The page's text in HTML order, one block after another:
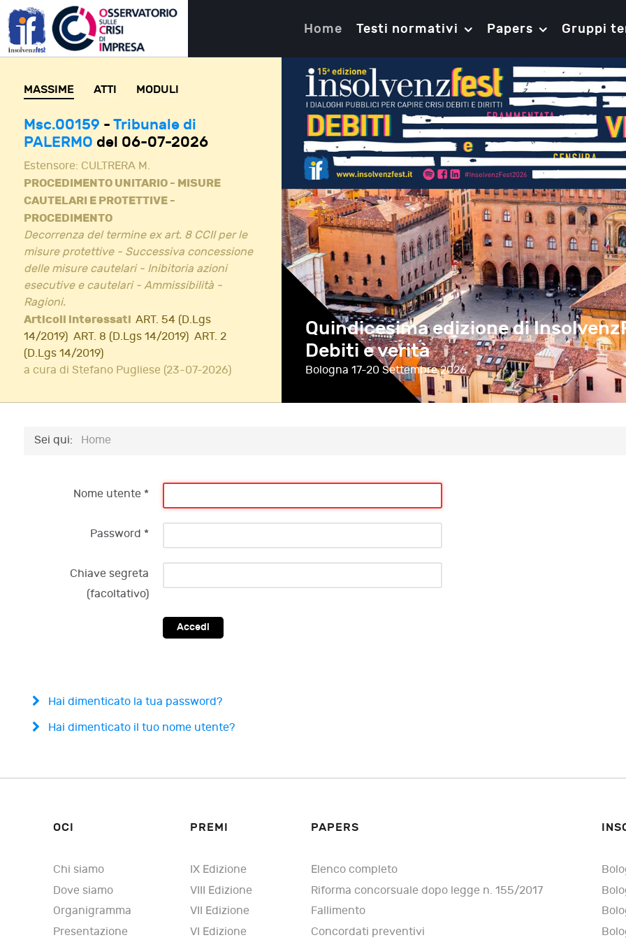
Home Testi normativi Papers Gruppi
MASSIME ATTI MODULI
Msc.00159 - Tribunale di
PALERMO del 06-07-2026
Estensore: CULTRERA M.
PROCEDIMENTO UNITARIO - MISURE
CAUTELARI E PROTETTIVE -
PROCEDIMENTO
Decorrenza del termine ex art. 8 CCII per le
misure protettive - Successiva concessione
delle misure cautelari - Inibitoria azioni
esecutive e cautelari - Ammissibilità -
Ragioni.
Articoli interessati ART. 54 (D.Lgs
14/2019) ART. 8 (D.Lgs 14/2019) ART. 2
(D.Lgs 14/2019)
a cura di Stefano Pugliese (23-07-2026)
Quindicesima edizione di
Debiti e verità
Bologna 17-20 Settembre 2026
Sei qui: Home
Nome utente *
Password *
Chiave segreta
(facoltativo)
Accedi
Hai dimenticato la tua password?
Hai dimenticato il tuo nome utente?
OCI
Chi siamo
Dove siamo
Organigramma
Presentazione
PREMI
IX Edizione
VIII Edizione
VII Edizione
VI Edizione
PAPERS
Elenco completo
Riforma concorsuale dopo legge n. 155/2017
Fallimento
Concordati preventivi